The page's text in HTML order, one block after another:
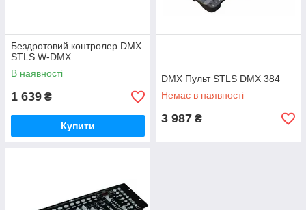
Бездротовий контролер DMX
STLS W-DMX
В наявності
1 639 ₴
Купити
DMX Пульт STLS DMX 384
Немає в наявності
3 987 ₴